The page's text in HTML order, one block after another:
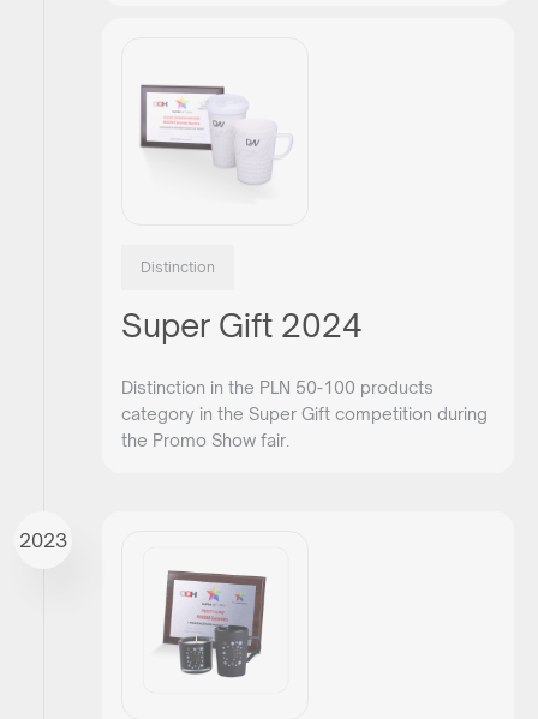
Distinction
Super Gift 2024
Distinction in the PLN 50-100 products
category in the Super Gift competition during
the Promo Show fair.
2023